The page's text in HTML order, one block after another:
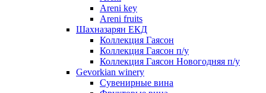
Areni key
Areni fruits
Шахназарян ЕКД
Коллекция Гаясон
Коллекция Гаясон п/у
Коллекция Гаясон Новогодняя п/у
Gevorkian winery
Сувенирные вина